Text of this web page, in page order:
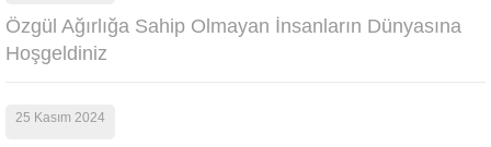
Özgül Ağırlığa Sahip Olmayan İnsanların Dünyasına
Hoşgeldiniz
25 Kasım 2024